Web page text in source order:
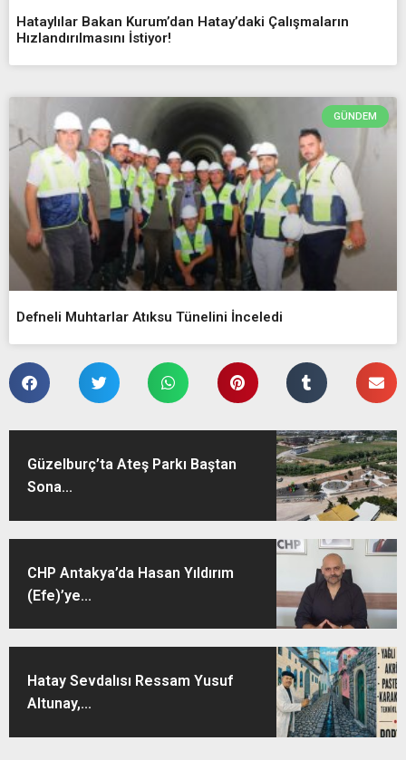
Hataylılar Bakan Kurum’dan Hatay’daki Çalışmaların
Hızlandırılmasını İstiyor!
GÜNDEM
Defneli Muhtarlar Atıksu Tünelini İnceledi
Güzelburç’ta Ateş Parkı Baştan
Sona...
CHP Antakya’da Hasan Yıldırım
(Efe)’ye...
Hatay Sevdalısı Ressam Yusuf
Altunay,...